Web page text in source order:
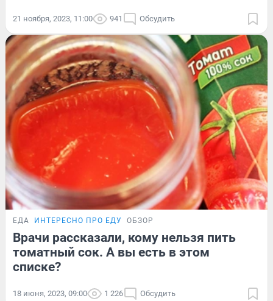
21 ноября, 2023, 11:00 941 Обсудить
ЕДА ИНТЕРЕСНО ПРО ЕДУ ОБЗОР
Врачи рассказали, кому нельзя пить
томатный сок. А вы есть в этом
списке?
18 июня, 2023, 09:00 1 226 Обсудить